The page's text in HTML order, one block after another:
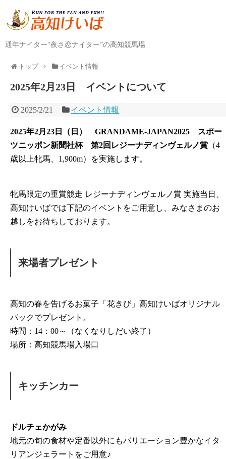
通年ナイター“夜さ恋ナイター”の高知競馬場
トップ イベント情報
2025年2月23日 イベントについて
2025/2/21 イベント情報
2025年2月23日（日） GRANDAME-JAPAN2025
スポー
ツニッポン新聞社杯第2回レジーナディンヴェルノ賞 （4
歳以上牝馬、1,900m）を実施します。
牝馬限定の重賞競走 レジーナディンヴェルノ賞 実施当日、
高知けいばでは下記のイベントをご用意し、みなさまのお
越しをお待ちしております。
来場者プレゼント
高知の春を告げるお菓子「花きび」高知けいばオリジナル
パックでプレゼント。
時間：14：00～（なくなりしだい終了）
場所：高知競馬場入場口
キッチンカー
ドルチェかがみ
地元の旬の食材や定番以外にもバリエーション豊かなイタ
リアンジェラートをご用意♪